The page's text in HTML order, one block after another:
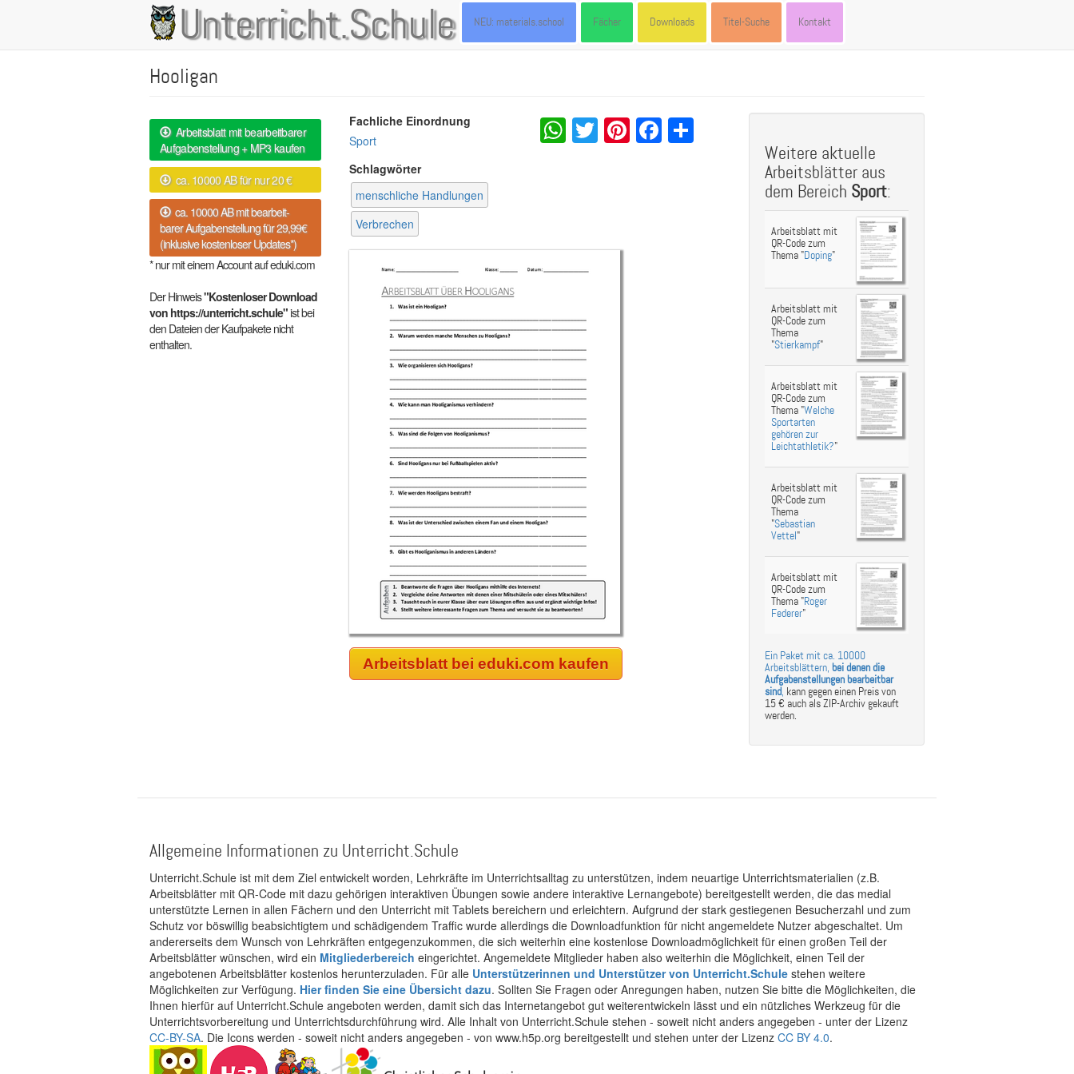
Unterricht.Schule
Main
navigation
NEU: materials.school Fächer Downloads Titel-Suche Kontakt
Hooligan
Arbeitsblatt mit bearbeitbarer
Aufgabenstellung + MP3 kaufen
ca. 10000 AB für nur 20 €
ca. 10000 AB mit bearbeit-
barer Aufgabenstellung für 29,99€
(inklusive kostenloser Updates*)
* nur mit einem Account auf eduki.com
Der Hinweis"Kostenloser Download
von https://unterricht.schule"ist bei
den Dateien der Kaufpakete nicht
enthalten.
Fachliche Einordnung
Sport
Schlagwörter
menschliche Handlungen
Verbrechen
WhatsApp
Twitter
Pinterest
Facebook
Share
Arbeitsblatt bei eduki.com kaufen
Weitere aktuelle
Arbeitsblätter aus
dem Bereich Sport:
Arbeitsblatt mit
QR-Code zum
Thema "Doping"
Arbeitsblatt mit
QR-Code zum
Thema
"Stierkampf"
Arbeitsblatt mit
QR-Code zum
Thema "Welche
Sportarten
gehören zur
Leichtathletik?"
Arbeitsblatt mit
QR-Code zum
Thema
"Sebastian
Vettel"
Arbeitsblatt mit
QR-Code zum
Thema "Roger
Federer"
Ein Paket mit ca. 10000
Arbeitsblättern, bei denen die
Aufgabenstellungen bearbeitbar
sind, kann gegen einen Preis von
15 € auch als ZIP-Archiv gekauft
werden.
Allgemeine Informationen zu Unterricht.Schule
Unterricht.Schule ist mit dem Ziel entwickelt worden, Lehrkräfte im Unterrichtsalltag zu unterstützen, indem neuartige Unterrichtsmaterialien (z.B.
Arbeitsblätter mit QR-Code mit dazu gehörigen interaktiven Übungen sowie andere interaktive Lernangebote) bereitgestellt werden, die das medial
unterstützte Lernen in allen Fächern und den Unterricht mit Tablets bereichern und erleichtern. Aufgrund der stark gestiegenen Besucherzahl und zum
Schutz vor böswillig beabsichtigtem und schädigendem Traffic wurde allerdings die Downloadfunktion für nicht angemeldete Nutzer abgeschaltet. Um
andererseits dem Wunsch von Lehrkräften entgegenzukommen, die sich weiterhin eine kostenlose Downloadmöglichkeit für einen großen Teil der
Arbeitsblätter wünschen, wird ein Mitgliederbereich eingerichtet. Angemeldete Mitglieder haben also weiterhin die Möglichkeit, einen Teil der
angebotenen Arbeitsblätter kostenlos herunterzuladen. Für alle Unterstützerinnen und Unterstützer von Unterricht.Schule stehen weitere
Möglichkeiten zur Verfügung. Hier finden Sie eine Übersicht dazu. Sollten Sie Fragen oder Anregungen haben, nutzen Sie bitte die Möglichkeiten, die
Ihnen hierfür auf Unterricht.Schule angeboten werden, damit sich das Internetangebot gut weiterentwickeln lässt und ein nützliches Werkzeug für die
Unterrichtsvorbereitung und Unterrichtsdurchführung wird. Alle Inhalt von Unterricht.Schule stehen - soweit nicht anders angegeben - unter der Lizenz
CC-BY-SA. Die Icons werden - soweit nicht anders angegeben - von www.h5p.org bereitgestellt und stehen unter der Lizenz CC BY 4.0.